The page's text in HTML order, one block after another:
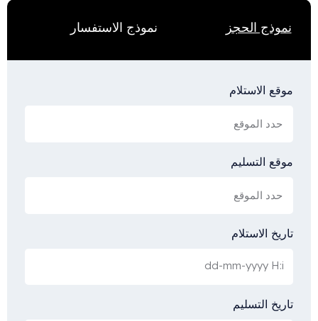
نموذج الحجز نموذج الاستفسار
موقع الاستلام
موقع التسليم
تاريخ الاستلام
تاريخ التسليم